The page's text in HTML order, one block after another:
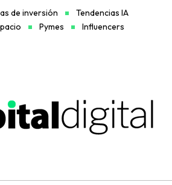
de inversión
Tendencias IA
Pymes Influencers